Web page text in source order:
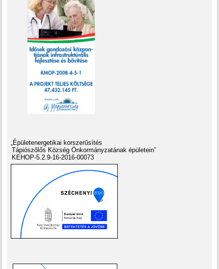
„Épületenergetikai korszerűsítés
Tápiószőlős Község Önkormányzatának épületein”
KEHOP-5.2.9-16-2016-00073